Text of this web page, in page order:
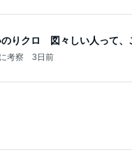
のりクロ 図々しい人って、
考察 3日前